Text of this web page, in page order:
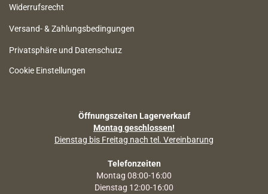
Widerrufsrecht
Versand- & Zahlungsbedingungen
Privatsphäre und Datenschutz
Cookie Einstellungen
Öffnungszeiten Lagerverkauf
Montag geschlossen!
Dienstag bis Freitag nach tel. Vereinbarung
Telefonzeiten
Montag 08:00-16:00
Dienstag 12:00-16:00